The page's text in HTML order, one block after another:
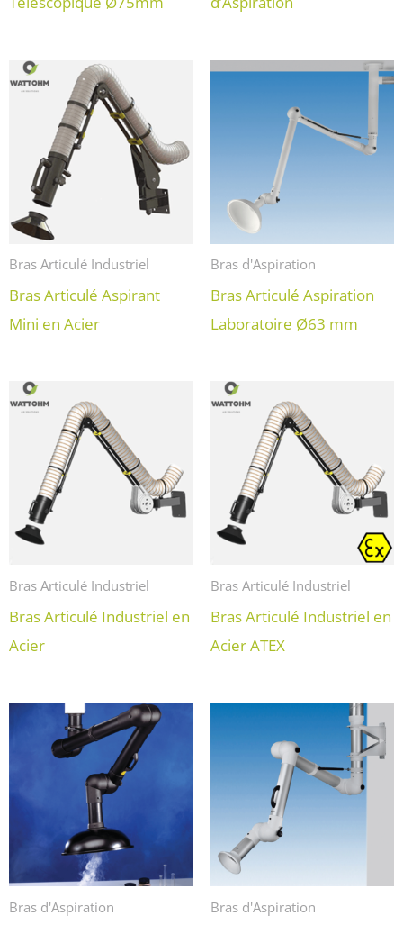
Bras Articulé Industriel
Bras Articulé Aspirant
Mini en Acier
Bras d'Aspiration
Bras Articulé Aspiration
Laboratoire Ø63 mm
Bras Articulé Industriel
Bras Articulé Industriel en
Acier
Bras Articulé Industriel
Bras Articulé Industriel en
Acier ATEX
Bras d'Aspiration Bras d'Aspiration